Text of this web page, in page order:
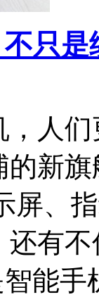
只
人
新
屏、
还有
智能